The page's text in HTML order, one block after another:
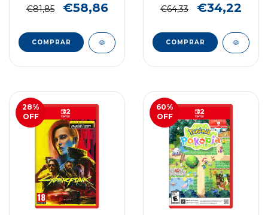
€81,85
€58,86
COMPRAR
€64,33 €34,22
COMPRAR
28%
OFF
60%
OFF